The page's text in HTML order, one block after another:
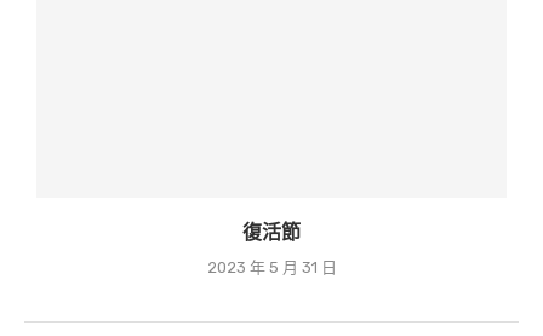
復活節
2023 年 5 月 31 日